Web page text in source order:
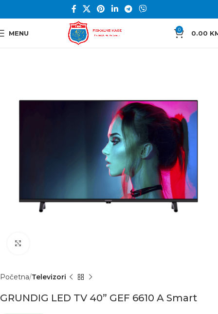
MENU 0 0.00
Početna Televizori
GRUNDIG LED TV 40” GEF 6610 A Smart